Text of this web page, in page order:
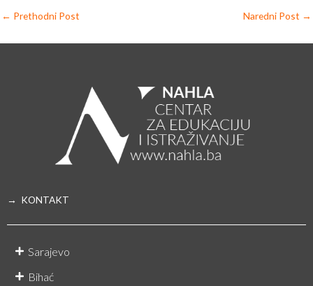
← Prethodni Post Naredni Post →
→ KONTAKT
Sarajevo
Bihać